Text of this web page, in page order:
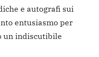
e autografi sui
entusiasmo per
un indiscutibile